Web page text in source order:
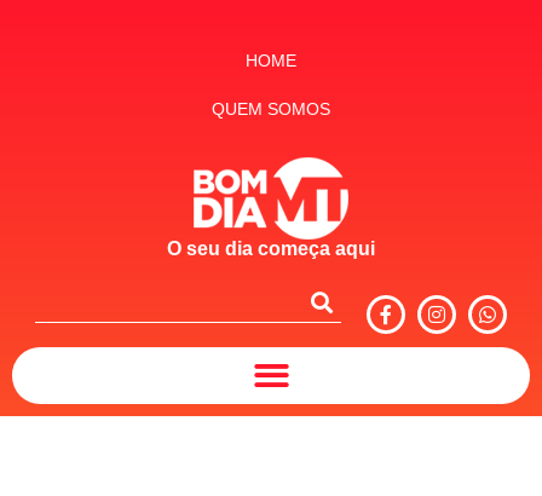
HOME
QUEM SOMOS
O seu dia começa aqui